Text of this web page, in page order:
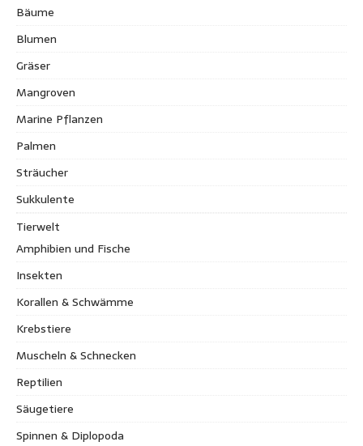
Bäume
Blumen
Gräser
Mangroven
Marine Pflanzen
Palmen
Sträucher
Sukkulente
Tierwelt
Amphibien und Fische
Insekten
Korallen & Schwämme
Krebstiere
Muscheln & Schnecken
Reptilien
Säugetiere
Spinnen & Diplopoda